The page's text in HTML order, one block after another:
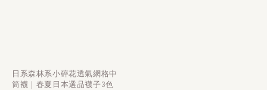
日系森林系小碎花透氣網格中
筒襪｜春夏日本選品襪子3色